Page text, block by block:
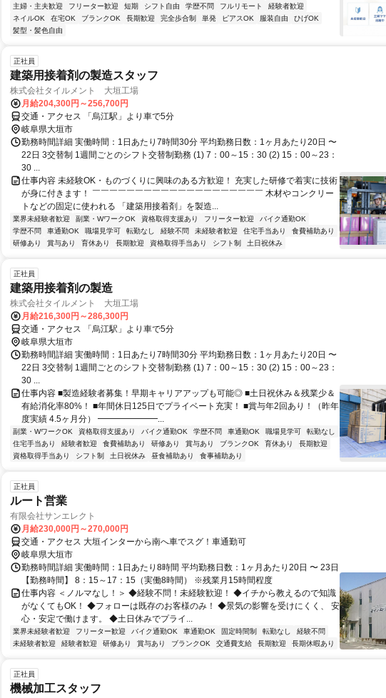
主婦・主夫歓迎 フリーター歓迎 短期 シフト自由 学歴不問 フルリモート
経験者歓迎
ネイルOK
在宅OK ブランクOK 長期歓迎 完全歩合制 単発 ピアスOK 服装自由
ひげOK
髪型・髪色自由
正社員
建築用接着剤の製造スタッフ
株式会社タイルメント 大垣工場
月給204,300円～256,700円
交通・アクセス 「烏江駅」より車で5分
岐阜県大垣市
勤務時間詳細 実働時間：1日あたり7時間30分 平均勤務日数：1ヶ月あたり20日 〜
22日 3交替制 1週間ごとのシフト交替制勤務 (1) 7：00～15：30 (2) 15：00～23：
30 ...
仕事内容 未経験OK・ものづくりに興味のある方歓迎！ 充実した研修で着実に技術
が身に付きます！ ￣￣￣￣￣￣￣￣￣￣￣￣￣￣￣￣￣￣￣￣ 木材やコンクリー
トなどの固定に使われる 「建築用接着剤」を製造...
業界未経験者歓迎 副業・WワークOK 資格取得支援あり フリーター歓迎
バイク通勤OK
学歴不問
車通勤OK 職場見学可 転勤なし 経験不問 未経験者歓迎 住宅手当あり
食費補助あり
研修あり
賞与あり 育休あり 長期歓迎 資格取得手当あり シフト制 土日祝休み
正社員
建築用接着剤の製造
株式会社タイルメント 大垣工場
月給216,300円～286,300円
交通・アクセス 「烏江駅」より車で5分
岐阜県大垣市
勤務時間詳細 実働時間：1日あたり7時間30分 平均勤務日数：1ヶ月あたり20日 〜
22日 3交替制 1週間ごとのシフト交替制勤務 (1) 7：00～15：30 (2) 15：00～23：
30 ...
仕事内容 ■製造経験者募集！早期キャリアアップも可能◎ ■土日祝休み＆残業少＆
有給消化率80%！ ■年間休日125日でプライベート充実！ ■賞与年2回あり！（昨年
度実績 4.5ヶ月分） ━━━━━━━...
副業・WワークOK 資格取得支援あり バイク通勤OK 学歴不問 車通勤OK 職場見学可
転勤なし
住宅手当あり
経験者歓迎 食費補助あり 研修あり 賞与あり ブランクOK 育休あり
長期歓迎
資格取得手当あり
シフト制 土日祝休み 昼食補助あり 食事補助あり
正社員
ルート営業
有限会社サンエレクト
月給230,000円～270,000円
交通・アクセス 大垣インターから南へ車でスグ！車通勤可
岐阜県大垣市
勤務時間詳細 実働時間：1日あたり8時間 平均勤務日数：1ヶ月あたり20日 〜 23日
【勤務時間】 8：15～17：15（実働8時間） ※残業月15時間程度
仕事内容 ＜ノルマなし！＞ ◆経験不問！未経験歓迎！ ◆イチから教えるので知識
がなくてもOK！ ◆フォローは既存のお客様のみ！ ◆景気の影響を受けにくく、 安
心・安定で働けます。 ◆土日休みでプライ...
業界未経験者歓迎 フリーター歓迎 バイク通勤OK 車通勤OK 固定時間制 転勤なし
経験不問
未経験者歓迎
経験者歓迎 研修あり 賞与あり ブランクOK 交通費支給 長期歓迎 長期休暇あり
正社員
機械加工スタッフ